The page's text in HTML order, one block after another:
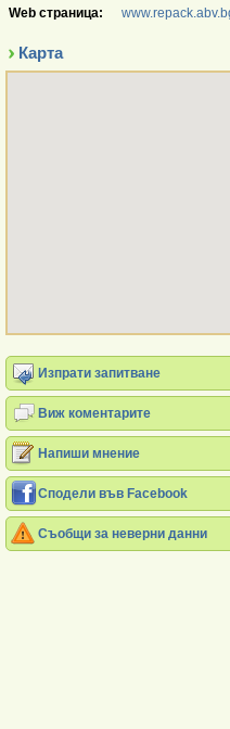
Web страница:
Карта
Изпрати запитване
Виж коментарите
Напиши мнение
Сподели във Facebook
Съобщи за неверни данни